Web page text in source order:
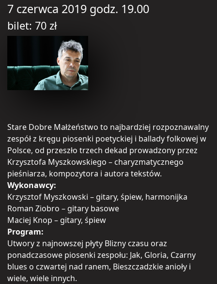
7 czerwca 2019 godz. 19.00
bilet: 70 zł
Stare Dobre Małżeństwo to najbardziej rozpoznawalny
zespół z kręgu piosenki poetyckiej i ballady folkowej w
Polsce, od przeszło trzech dekad prowadzony przez
Krzysztofa Myszkowskiego – charyzmatycznego
pieśniarza, kompozytora i autora tekstów.
Wykonawcy:
Krzysztof Myszkowski – gitary, śpiew, harmonijka
Roman Ziobro – gitary basowe
Maciej Knop – gitary, śpiew
Program:
Utwory z najnowszej płyty Blizny czasu oraz
ponadczasowe piosenki zespołu: Jak, Gloria, Czarny
blues o czwartej nad ranem, Bieszczadzkie anioły i
wiele, wiele innych.